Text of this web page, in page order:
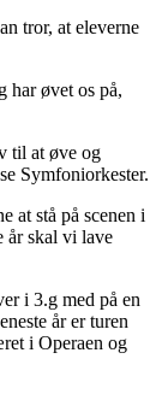
tror, at eleverne
har øvet os på,
til at øve og
Symfoniorkester.
at stå på scenen i
år skal vi lave
i 3.g med på en
år er turen
i Operaen og